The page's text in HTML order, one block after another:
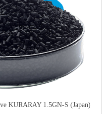
KURARAY 1.5GN-S (Japan)